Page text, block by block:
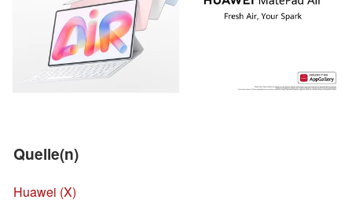
Quelle(n)
Huawei (X)